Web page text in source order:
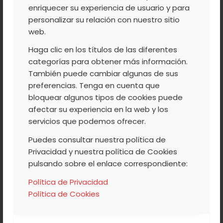
enriquecer su experiencia de usuario y para
personalizar su relación con nuestro sitio
web.
Haga clic en los títulos de las diferentes
categorías para obtener más información.
También puede cambiar algunas de sus
preferencias. Tenga en cuenta que
bloquear algunos tipos de cookies puede
afectar su experiencia en la web y los
servicios que podemos ofrecer.
Puedes consultar nuestra política de
Privacidad y nuestra política de Cookies
pulsando sobre el enlace correspondiente:
Política de Privacidad
Política de Cookies
9 SEPTIEMBRE, 2016
/ 0 COMENTARIOS
/ POR
CLAUDIA
CRUMBLE CIRUELAS POSTRE
RECETA,RECETA DE HORNO
Compartir esta entrada
Quizás te interese